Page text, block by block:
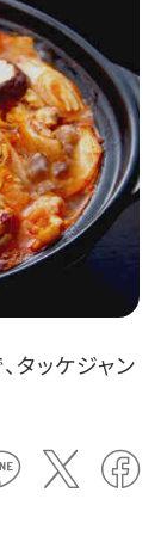
タッケジャン